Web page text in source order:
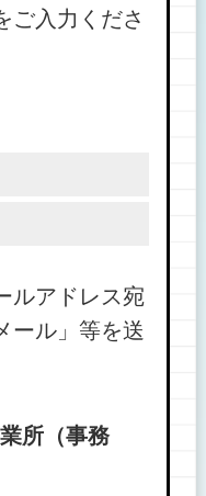
ご入力くださ
ルアドレス宛
ール」等を送
所（事務